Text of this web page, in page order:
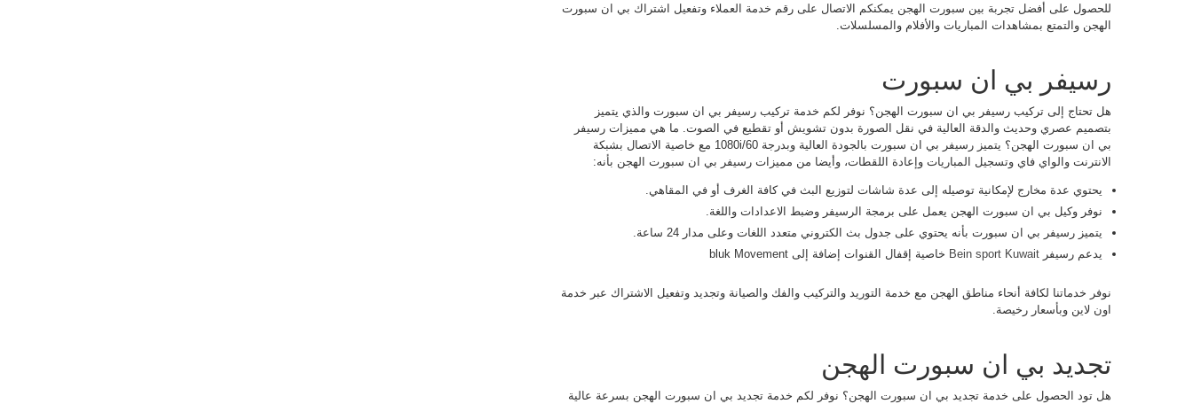
للحصول على أفضل تجربة بين سبورت الهجن يمكنكم الاتصال على رقم خدمة العملاء وتفعيل اشتراك بي ان سبورت
الهجن والتمتع بمشاهدات المباريات والأفلام والمسلسلات.
رسيفر بي ان سبورت
هل تحتاج إلى تركيب رسيفر بي ان سبورت الهجن؟ نوفر لكم خدمة تركيب رسيفر بي ان سبورت والذي يتميز
بتصميم عصري وحديث والدقة العالية في نقل الصورة بدون تشويش أو تقطيع في الصوت. ما هي مميزات رسيفر
بي ان سبورت الهجن؟ يتميز رسيفر بي ان سبورت بالجودة العالية وبدرجة 1080i/60 مع خاصية الاتصال بشبكة
الانترنت والواي فاي وتسجيل المباريات وإعادة اللقطات، وأيضا من مميزات رسيفر بي ان سبورت الهجن بأنه:
يحتوي عدة مخارج لإمكانية توصيله إلى عدة شاشات لتوزيع البث في كافة الغرف أو في المقاهي.
نوفر وكيل بي ان سبورت الهجن يعمل على برمجة الرسيفر وضبط الاعدادات واللغة.
يتميز رسيفر بي ان سبورت بأنه يحتوي على جدول بث الكتروني متعدد اللغات وعلى مدار 24 ساعة.
يدعم رسيفر Bein sport Kuwait خاصية إقفال القنوات إضافة إلى bluk Movement
نوفر خدماتنا لكافة أنحاء مناطق الهجن مع خدمة التوريد والتركيب والفك والصيانة وتجديد وتفعيل الاشتراك عبر خدمة
اون لاين وبأسعار رخيصة.
تجديد بي ان سبورت الهجن
هل تود الحصول على خدمة تجديد بي ان سبورت الهجن؟ نوفر لكم خدمة تجديد بي ان سبورت الهجن بسرعة عالية